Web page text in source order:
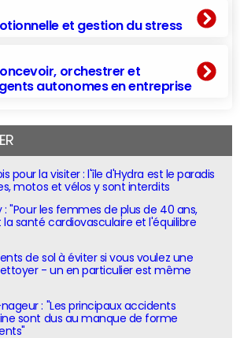
et gestion du stress
orchestrer et
autonomes en entreprise
pour la visiter : l'île d'Hydra est le paradis
motos et vélos y sont interdits
: "Pour les femmes de plus de 40 ans,
santé cardiovasculaire et l'équilibre
de sol à éviter si vous voulez une
- un en particulier est même
: "Les principaux accidents
sont dus au manque de forme